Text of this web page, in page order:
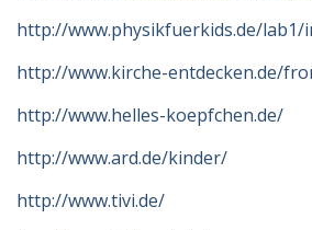
http://www.physikfuerkids.de/lab1/
http://www.kirche-entdecken.de/
http://www.helles-koepfchen.de/
http://www.ard.de/kinder/
http://www.tivi.de/